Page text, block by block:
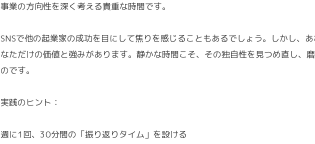
事業の方向性を深く考える貴重な時間です。
SNSで他の起業家の成功を目にして焦りを感じることもあるでしょう。しかし、
なただけの価値と強みがあります。静かな時間こそ、その独自性を見つめ直し、
のです。
実践のヒント：
週に1回、30分間の「振り返りタイム」を設ける